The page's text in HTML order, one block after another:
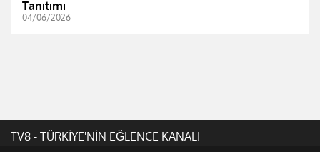
Tanıtımı
04/06/2026
TV8 - TÜRKİYE'NİN EĞLENCE KANALI